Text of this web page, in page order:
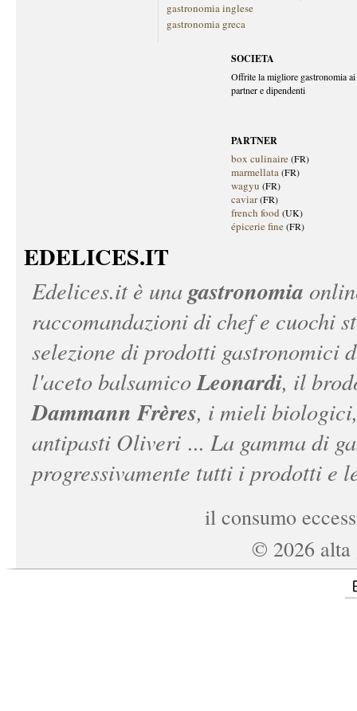
gastronomia inglese
gastronomia greca
SOCIETA
Offrite la migliore gastronomia
partner e dipendenti
PARTNER
box culinaire(FR)
marmellata(FR)
wagyu (FR)
caviar(FR)
french food (UK)
épicerie fine(FR)
EDELICES.IT
Edelices.itè una gastronomia
raccomandazioni di chef e cuochi
selezione di prodotti gastronomici
l'aceto balsamicoLeonardi, il
Dammann Frères, i mieli
antipasti Oliveri ... La gamma di
progressivamente tutti i prodotti e
il consumo
© 2026